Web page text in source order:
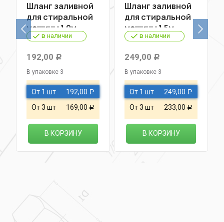
Шланг заливной
для стиральной
машины 1,0м
в наличии
192,00 Р
В упаковке 3
От 1 шт 192,00 Р
От 3 шт 169,00 Р
В КОРЗИНУ
Шланг заливной
для стиральной
машины 1,5м
в наличии
249,00 Р
В упаковке 3
От 1 шт 249,00 Р
От 3 шт 233,00 Р
В КОРЗИНУ